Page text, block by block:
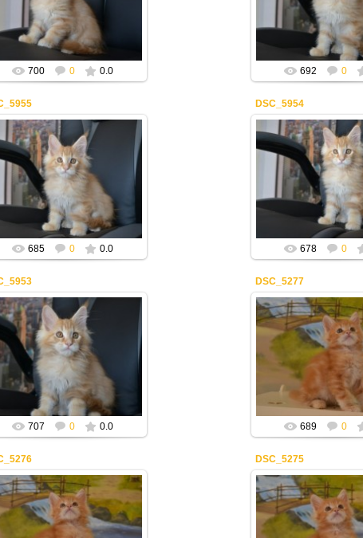
Mila2409
700 0 0.0
Mila2409
692 0
08.04.2019
Mila2409
685 0 0.0
DSC_5954
08.04.2019
Mila2409
678 0
08.04.2019
Mila2409
707 0 0.0
DSC_5277
20.03.2019
Mila2409
689 0
20.03.2019
DSC_5275
20.03.2019